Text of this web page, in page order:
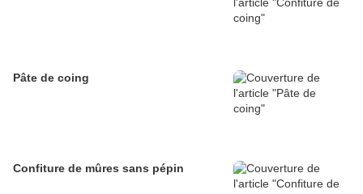
Pâte de coing
Confiture de mûres sans pépin